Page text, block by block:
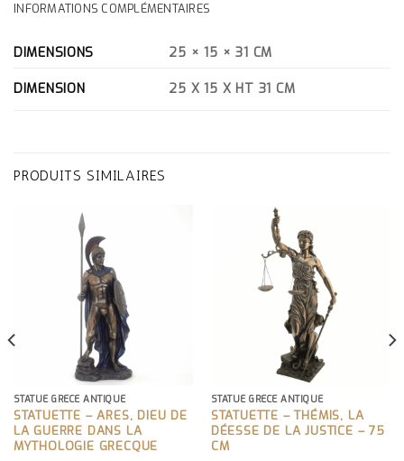
INFORMATIONS COMPLÉMENTAIRES
DIMENSIONS 25 × 15 × 31 CM
DIMENSION 25 X 15 X HT 31 CM
PRODUITS SIMILAIRES
STATUE GRÈCE ANTIQUE
STATUETTE – ARES, DIEU DE
LA GUERRE DANS LA
MYTHOLOGIE GRECQUE
STATUE GRÈCE ANTIQUE
STATUETTE – THÉMIS, LA
DÉESSE DE LA JUSTICE – 75
CM